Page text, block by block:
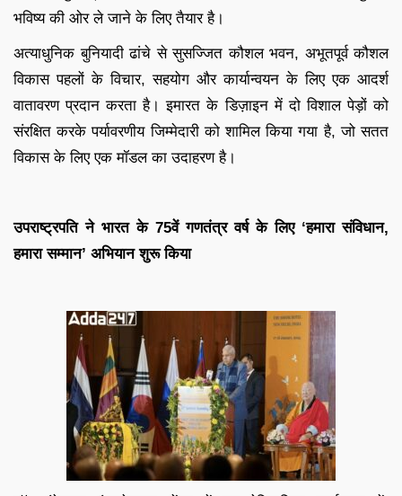
भविष्य की ओर ले जाने के लिए तैयार है।
अत्याधुनिक बुनियादी ढांचे से सुसज्जित कौशल भवन, अभूतपूर्व कौशल
विकास पहलों के विचार, सहयोग और कार्यान्वयन के लिए एक आदर्श
वातावरण प्रदान करता है। इमारत के डिज़ाइन में दो विशाल पेड़ों को
संरक्षित करके पर्यावरणीय जिम्मेदारी को शामिल किया गया है, जो सतत
विकास के लिए एक मॉडल का उदाहरण है।
उपराष्ट्रपति ने भारत के 75वें गणतंत्र वर्ष के लिए ‘हमारा संविधान,
हमारा सम्मान’ अभियान शुरू किया